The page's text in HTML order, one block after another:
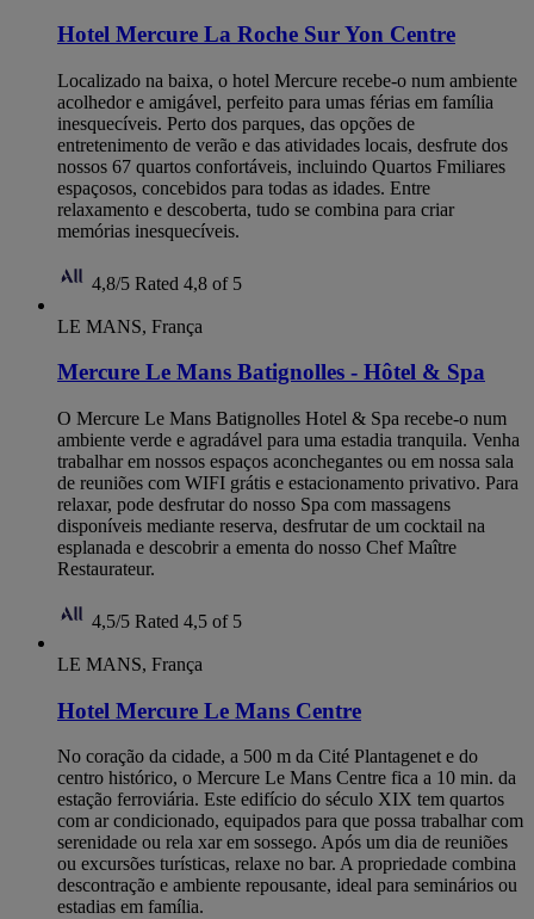
Hotel Mercure La Roche Sur Yon Centre
Localizado na baixa, o hotel Mercure recebe-o num ambiente
acolhedor e amigável, perfeito para umas férias em família
inesquecíveis. Perto dos parques, das opções de
entretenimento de verão e das atividades locais, desfrute dos
nossos 67 quartos confortáveis, incluindo Quartos Fmiliares
espaçosos, concebidos para todas as idades. Entre
relaxamento e descoberta, tudo se combina para criar
memórias inesquecíveis.
4,8/5 Rated 4,8 of 5
LE MANS, França
Mercure Le Mans Batignolles - Hôtel & Spa
O Mercure Le Mans Batignolles Hotel & Spa recebe-o num
ambiente verde e agradável para uma estadia tranquila. Venha
trabalhar em nossos espaços aconchegantes ou em nossa sala
de reuniões com WIFI grátis e estacionamento privativo. Para
relaxar, pode desfrutar do nosso Spa com massagens
disponíveis mediante reserva, desfrutar de um cocktail na
esplanada e descobrir a ementa do nosso Chef Maître
Restaurateur.
4,5/5 Rated 4,5 of 5
LE MANS, França
Hotel Mercure Le Mans Centre
No coração da cidade, a 500 m da Cité Plantagenet e do
centro histórico, o Mercure Le Mans Centre fica a 10 min. da
estação ferroviária. Este edifício do século XIX tem quartos
com ar condicionado, equipados para que possa trabalhar com
serenidade ou rela xar em sossego. Após um dia de reuniões
ou excursões turísticas, relaxe no bar. A propriedade combina
descontração e ambiente repousante, ideal para seminários ou
estadias em família.